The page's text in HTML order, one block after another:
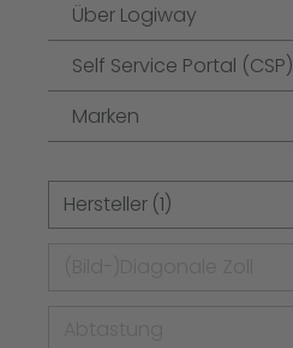
Über Logiway
Self Service Portal (CSP)
Marken
Hersteller (1)